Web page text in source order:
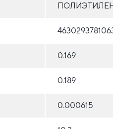
0.169
0.189
0.000615